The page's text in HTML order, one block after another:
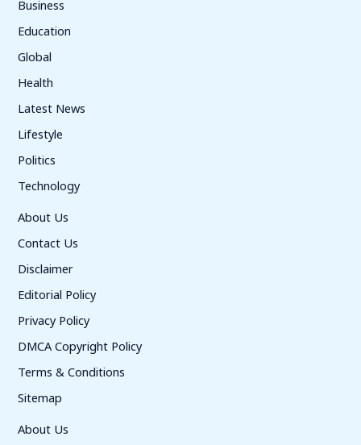
Business
Education
Global
Health
Latest News
Lifestyle
Politics
Technology
About Us
Contact Us
Disclaimer
Editorial Policy
Privacy Policy
DMCA Copyright Policy
Terms & Conditions
Sitemap
About Us